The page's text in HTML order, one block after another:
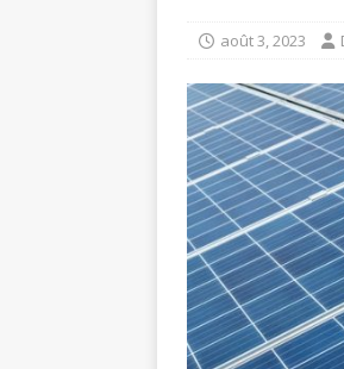
août 3, 2023